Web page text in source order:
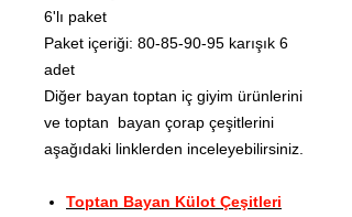
6'lı paket
Paket içeriği: 80-85-90-95 karışık 6
adet
Diğer bayan toptan iç giyim ürünlerini
ve toptan bayan çorap çeşitlerini
aşağıdaki linklerden inceleyebilirsiniz.
Toptan Bayan Külot Çeşitleri